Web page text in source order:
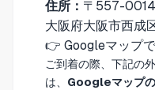
住所： 〒557-
大阪府大阪市西成
👉 Googleマップで
ご到着の際、下記の
は、 Googleマップの